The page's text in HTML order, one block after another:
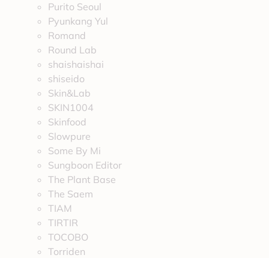
Purito Seoul
Pyunkang Yul
Romand
Round Lab
shaishaishai
shiseido
Skin&Lab
SKIN1004
Skinfood
Slowpure
Some By Mi
Sungboon Editor
The Plant Base
The Saem
TIAM
TIRTIR
TOCOBO
Torriden